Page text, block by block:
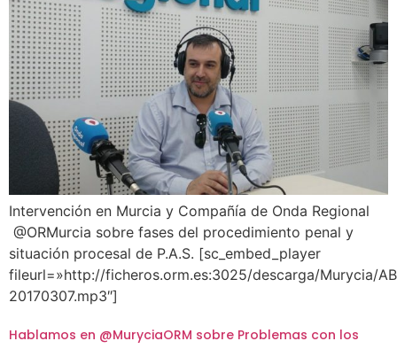
Intervención en Murcia y Compañía de Onda Regional
@ORMurcia sobre fases del procedimiento penal y
situación procesal de P.A.S. [sc_embed_player
fileurl=»http://ficheros.orm.es:3025/descarga/Murycia/
20170307.mp3″]
Hablamos en @MuryciaORM sobre Problemas con los